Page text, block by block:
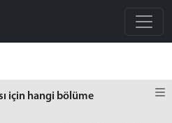
için hangi bölüme